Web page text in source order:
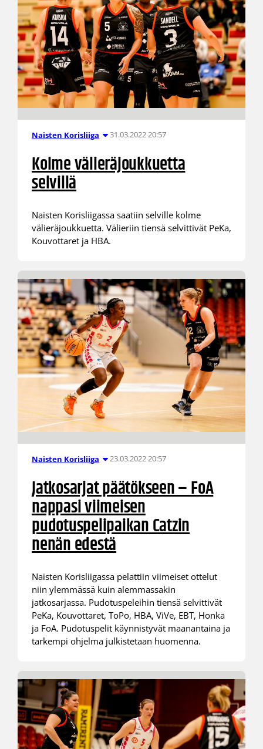
Naisten Korisliiga 31.03.2022 20:57
Kolme välieräjoukkuetta
selvillä
Naisten Korisliigassa saatiin selville kolme
välieräjoukkuetta. Välieriin tiensä selvittivät PeKa,
Kouvottaret ja HBA.
Naisten Korisliiga 23.03.2022 20:57
Jatkosarjat päätökseen – FoA
nappasi viimeisen
pudotuspelipaikan Catzin
nenän edestä
Naisten Korisliigassa pelattiin viimeiset ottelut
niin ylemmässä kuin alemmassakin
jatkosarjassa. Pudotuspeleihin tiensä selvittivät
PeKa, Kouvottaret, ToPo, HBA, ViVe, EBT, Honka
ja FoA. Pudotuspelit käynnistyvät maanantaina ja
tarkempi ohjelma julkistetaan huomenna.